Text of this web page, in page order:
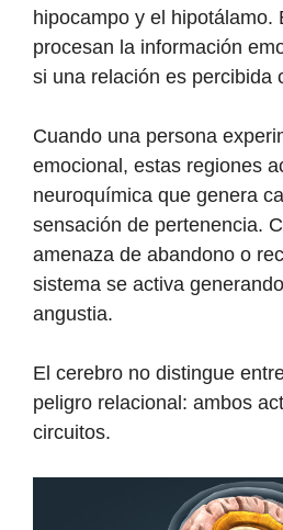
hipocampo y el hipotálamo.
procesan la información
si una relación es percibida
Cuando una persona
emocional, estas regiones
neuroquímica que genera
sensación de pertenencia.
amenaza de abandono o
sistema se activa
angustia.
El cerebro no distingue
peligro relacional: ambos
circuitos.